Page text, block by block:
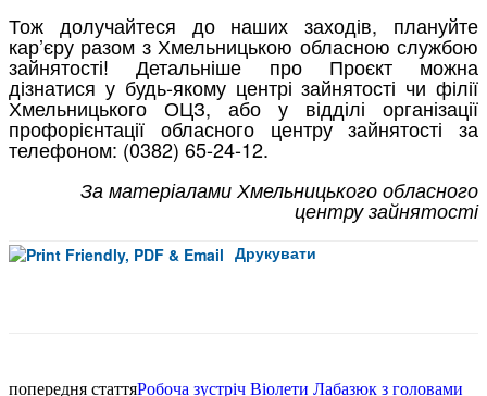
Тож долучайтеся до наших заходів, плануйте
кар’єру разом з Хмельницькою обласною службою
зайнятості! Детальніше про Проєкт можна
дізнатися у будь-якому центрі зайнятості чи філії
Хмельницького ОЦЗ, або у відділі організації
профорієнтації обласного центру зайнятості за
телефоном: (0382) 65-24-12.
За матеріалами Хмельницького обласного
центру зайнятості
Друкувати
попередня статтяРобоча зустріч Віолети Лабазюк з головами